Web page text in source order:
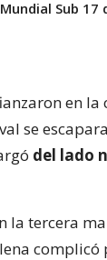
Mundial Sub 17
en la
se
del lado
la tercera
complicó